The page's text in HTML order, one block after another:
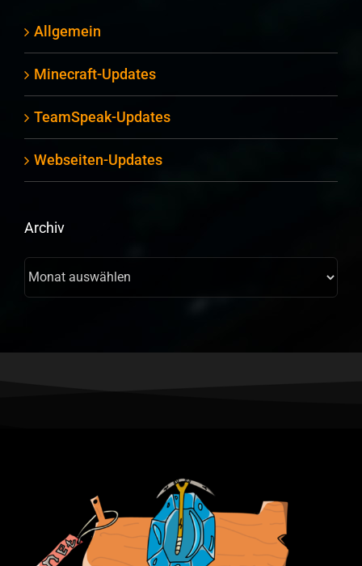
Allgemein
Minecraft-Updates
TeamSpeak-Updates
Webseiten-Updates
Archiv
Archiv